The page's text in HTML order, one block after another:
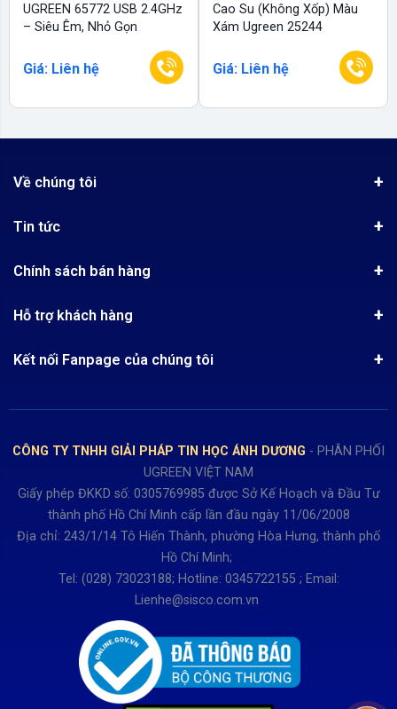
UGREEN 65772 USB 2.4GHz
– Siêu Êm, Nhỏ Gọn
Giá: Liên hệ
Cao Su (không Xốp) Màu
Xám Ugreen 25244
Giá: Liên hệ
Về chúng tôi
Quy chế hoạt động
Tra cứu đơn hàng
Tin tức
Công nghệ - Sản phẩm mới
Review sản phẩm
Chính sách bán hàng
Chính sách Hủy, Đổi, Trả hàng
Hướng dẫn đăng ký tài khoản
Hỗ trợ khách hàng
Thời gian làm việc từ Thứ 2- Thứ 7
Buổi chiều từ 13h15 đến 17h30
Thứ 7 làm đến 15h30 chiều.
Kết nối Fanpage của chúng tôi
CÔNG TY TNHH GIẢI PHÁP TIN HỌC ÁNH DƯƠNG - PHÂN PHỐI
UGREEN VIỆT NAM
Giấy phép ĐKKD số: 0305769985 được Sở Kế Hoạch và Đầu Tư
thành phố Hồ Chí Minh cấp lần đầu ngày 11/06/2008
Địa chỉ: 243/1/14 Tô Hiến Thành, phường Hòa Hưng, thành phố
Hồ Chí Minh;
Tel: (028) 73023188; Hotline: 0345722155 ; Email:
Lienhe@sisco.com.vn